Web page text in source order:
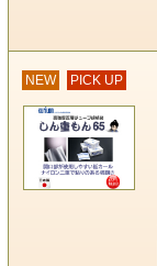
NEW PICK UP